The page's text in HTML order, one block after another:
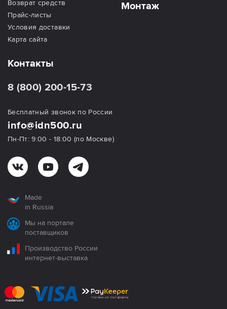
Возврат средств
Прайс-листы
Условия доставки
Карта сайта
Монтаж
Контакты
8 (800) 200-15-73
Бесплатный звонок по России
info@idn500.ru
Пн-Пт: 9:00 - 18:00 (по Москве)
Made
in Russia
Мы на портале
поставщиков
Производство России
интернет-выставка